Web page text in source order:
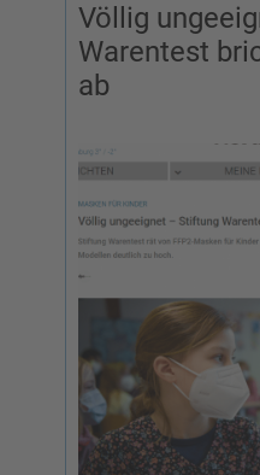
Völlig
Warentest
ab